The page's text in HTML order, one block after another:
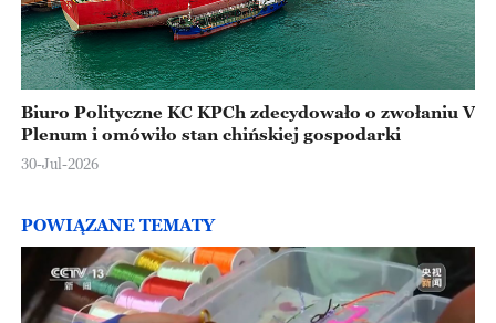
Biuro Polityczne KC KPCh zdecydowało o zwołaniu V
Plenum i omówiło stan chińskiej gospodarki
30-Jul-2026
POWIĄZANE TEMATY